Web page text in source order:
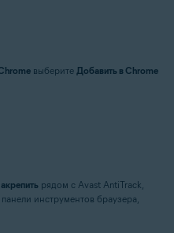
выберите Добавить в Chrome
рядом с Avast AntiTrack,
инструментов браузера,